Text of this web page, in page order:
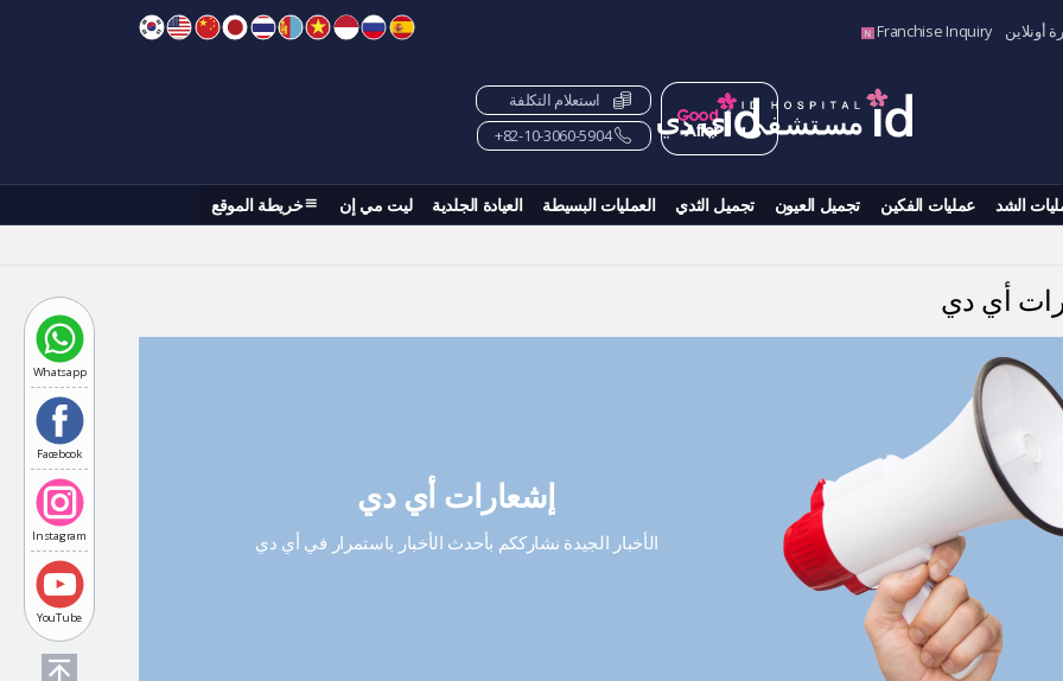
Franchise Inquiry أونلاين
الشد عمليات الفكين تجميل العيون تجميل الثدي العمليات البسيطة العيادة الجلدية ليت مي إن خريطة الموقع
استعلام التكلفة
82-10-3060-5904+
Whatsapp
Facebook
Instagram
YouTube
أي دي
إشعارات أي دي
الأخبار الجيدة نشارككم بأحدث الأخبار باستمرار في أي دي